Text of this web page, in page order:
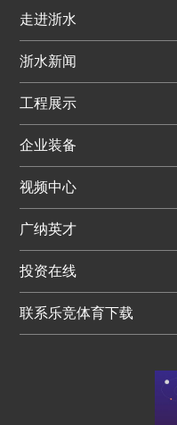
走进浙水
浙水新闻
工程展示
企业装备
视频中心
广纳英才
投资在线
联系乐竞体育下载